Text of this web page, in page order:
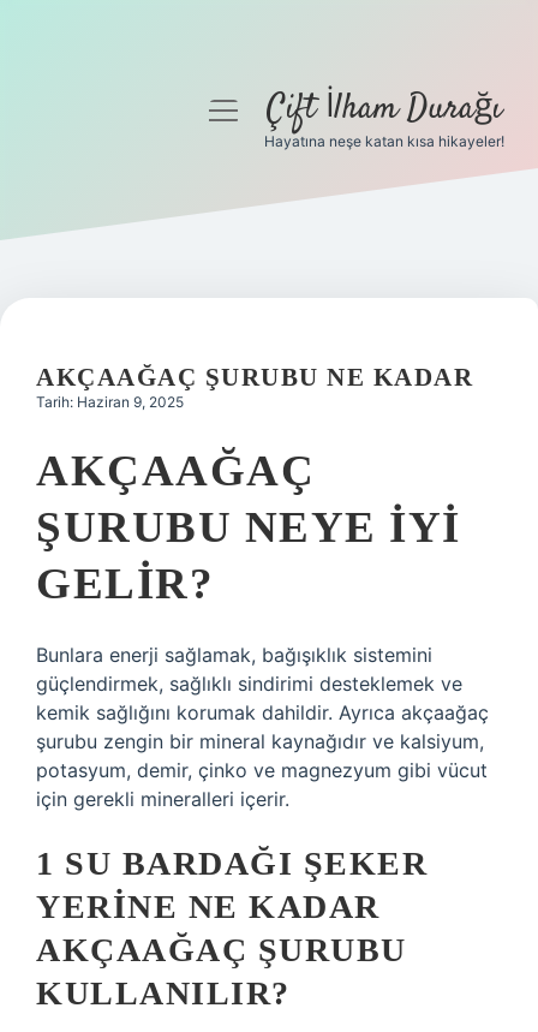
Gizlilik Politikası
Yasal Uyarı
menüyüÇift İlham Durağı
Hayatına neşe katan kısa hikayeler!
AKÇAAĞAÇ ŞURUBU NE KADAR
Tarih: Haziran 9, 2025
AKÇAAĞAÇ
ŞURUBU NEYE IYI
GELIR?
Bunlara enerji sağlamak, bağışıklık sistemini
güçlendirmek, sağlıklı sindirimi desteklemek ve
kemik sağlığını korumak dahildir. Ayrıca akçaağaç
şurubu zengin bir mineral kaynağıdır ve kalsiyum,
potasyum, demir, çinko ve magnezyum gibi vücut
için gerekli mineralleri içerir.
1 SU BARDAĞI ŞEKER
YERINE NE KADAR
AKÇAAĞAÇ ŞURUBU
KULLANILIR?